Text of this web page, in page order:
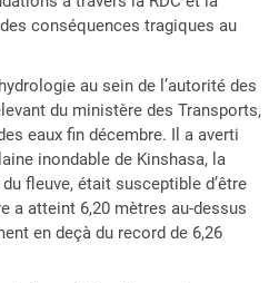
conséquences tragiques au
au sein de l’autorité des
du ministère des Transports,
eaux fin décembre. Il a averti
inondable de Kinshasa, la
fleuve, était susceptible d’être
a atteint 6,20 mètres au-dessus
en deçà du record de 6,26